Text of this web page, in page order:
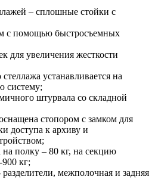
– сплошные стойки с
с помощью быстросъемных
для увеличения жесткости
устанавливается на
систему;
штурвала со складной
стопором с замком для
доступа к архиву и
на полку – 80 кг, на секцию
900 кг;
межполочная и задняя